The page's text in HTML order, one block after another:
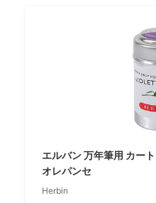
エルバン 万年筆用 カー
オレパンセ
Herbin